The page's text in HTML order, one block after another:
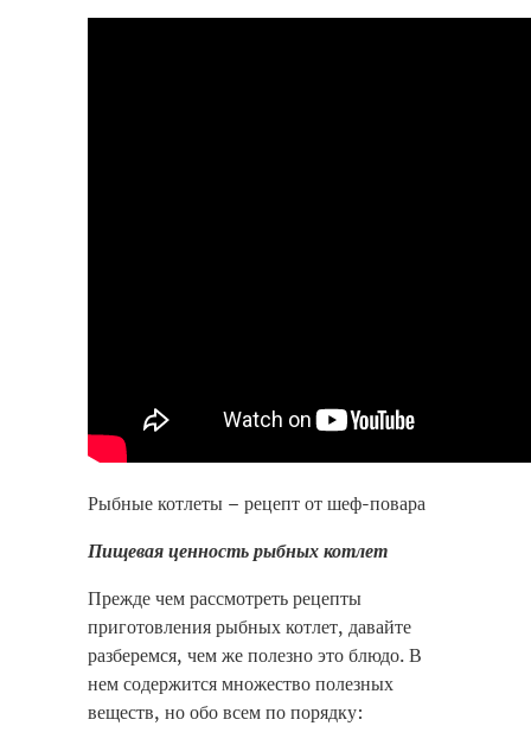
Рыбные котлеты – рецепт от шеф-повара
Пищевая ценность рыбных котлет
Прежде чем рассмотреть рецепты
приготовления рыбных котлет, давайте
разберемся, чем же полезно это блюдо. В
нем содержится множество полезных
веществ, но обо всем по порядку: